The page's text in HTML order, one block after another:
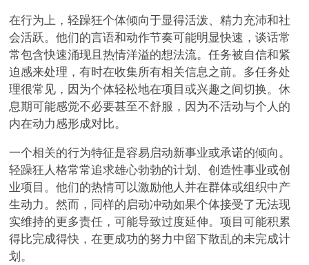
在行为上，轻躁狂个体倾向于显得活泼、精力充沛和社
会活跃。他们的言语和动作节奏可能明显快速，谈话常
常包含快速涌现且热情洋溢的想法流。任务被自信和紧
迫感来处理，有时在收集所有相关信息之前。多任务处
理很常见，因为个体轻松地在项目或兴趣之间切换。休
息期可能感觉不必要甚至不舒服，因为不活动与个人的
内在动力感形成对比。
一个相关的行为特征是容易启动新事业或承诺的倾向。
轻躁狂人格常常追求雄心勃勃的计划、创造性事业或创
业项目。他们的热情可以激励他人并在群体或组织中产
生动力。然而，同样的启动冲动如果个体接受了无法现
实维持的更多责任，可能导致过度延伸。项目可能积累
得比完成得快，在更成功的努力中留下散乱的未完成计
划。